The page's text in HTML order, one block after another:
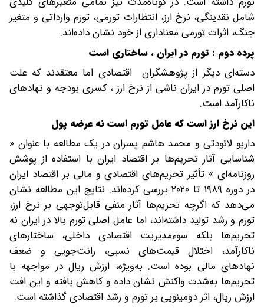
شامل نقدینگی، نرخ ارز، انتظارات تورمی، تورم وارداتی و متغیر
جنگ، اثرات تورمی معناداری از خود نشان داده‌اند.
پرده دوم : تورم در ایران ، ساختاری است
دسته‌ای دیگر از پژوهشگران اقتصادی اما معتقدند که علت
اصلی تورم در ایران ناشی از نرخ ارز ، کسری بودجه و نهادهای
ناکارآمد است.
این نرخ ارز است که عامل تورم است نه عرضه پول
داریو لائودتی و محمد هاشم پسران در یک مطالعه با عنوان «
شناسایی آثار تحریم‌ها بر اقتصاد ایران با استفاده از پوشش
روزنامه‌ای » تأثیر تحریم‌های اقتصادی و مالی بر اقتصاد ایران
در دوره ۱۹۸۹ تا ۲۰۲۰ بررسی کرده‌اند. نتایج این مطالعه نشان
می‌دهد که اگرچه تحریم‌ها آثار منفی قابل‌توجهی بر نرخ ارز،
تورم و رشد تولید داشته‌اند، اما عامل اصلی تورم بالا در ایران نه
تحریم‌ها بلکه سوء‌مدیریت اقتصادی داخلی، ساختارهای
ناکارآمد، اختلال قیمت‌های نسبی، رانت‌جویی و ضعف
نهادهای مالی بوده است. به‌ویژه، ارزش ریال در مواجهه با
تحریم‌ها به‌شدت واکنش نشان داده و کاهش یافته و این افت
ارزش ریال، اثر دومینویی بر تورم و رشد اقتصادی گذاشته است.